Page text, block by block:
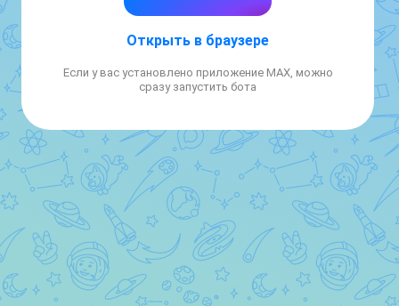
Открыть в браузере
Если у вас установлено приложение MAX, можно
сразу запустить бота